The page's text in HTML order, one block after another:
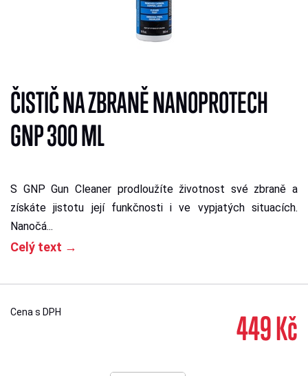
ČISTIČ NA ZBRANĚ NANOPROTECH
GNP 300 ML
S GNP Gun Cleaner prodloužíte životnost své zbraně a
získáte jistotu její funkčnosti i ve vypjatých situacích.
Nanočá...
Celý text →
Cena s DPH 449 Kč